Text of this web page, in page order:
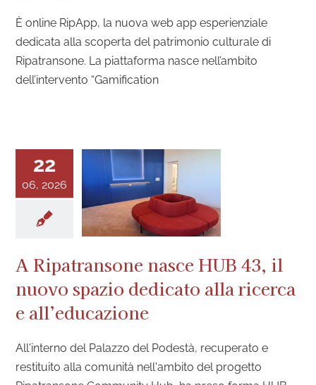
È online RipApp, la nuova web app esperienziale
dedicata alla scoperta del patrimonio culturale di
Ripatransone. La piattaforma nasce nell’ambito
dell’intervento “Gamification
22
06, 2026
A Ripatransone nasce HUB 43, il
nuovo spazio dedicato alla ricerca
e all’educazione
All'interno del Palazzo del Podestà, recuperato e
restituito alla comunità nell'ambito del progetto